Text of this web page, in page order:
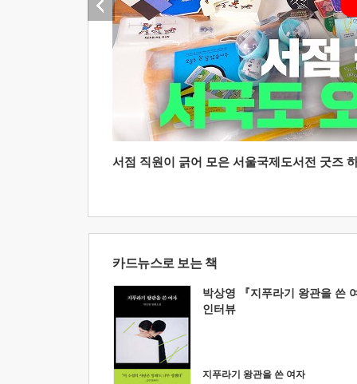
서점 직원이 긁어 모은 서울국제도서전 굿즈
카드뉴스로 보는 책
박상영 『지푸라기 왕관을 쓴
인터뷰
지푸라기 왕관을 쓴 여자